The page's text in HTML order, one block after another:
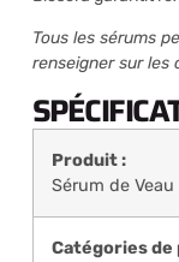
Tous les sérums
renseigner sur les
Produit :
Sérum de
Catégories de